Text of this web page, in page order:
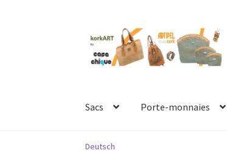
la
au
contenu
Sacs Porte-monnaies
Deutsch